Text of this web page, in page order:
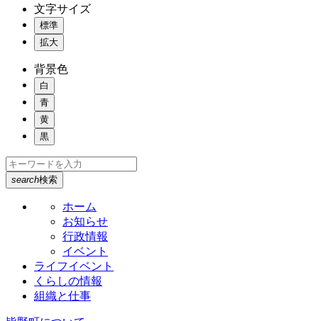
文字サイズ
標準
拡大
背景色
白
青
黄
黒
search検索
ホーム
お知らせ
行政情報
イベント
ライフイベント
くらしの情報
組織と仕事